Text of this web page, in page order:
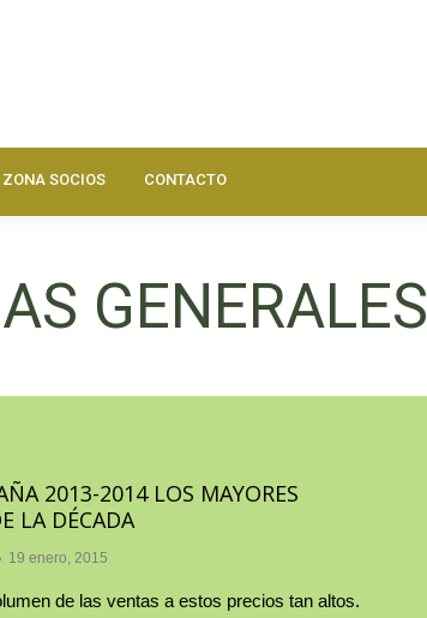
ZONA SOCIOS CONTACTO
GENERALES
2013-2014 LOS MAYORES
LA DÉCADA
19 enero, 2015
de las ventas a estos precios tan altos.